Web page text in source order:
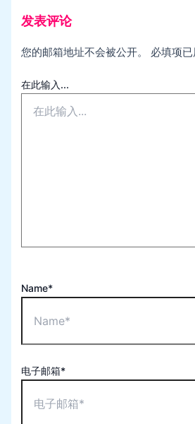
发表评论
您的邮箱地址不会被公开。 必填项已
在此输入...
Name*
电子邮箱*